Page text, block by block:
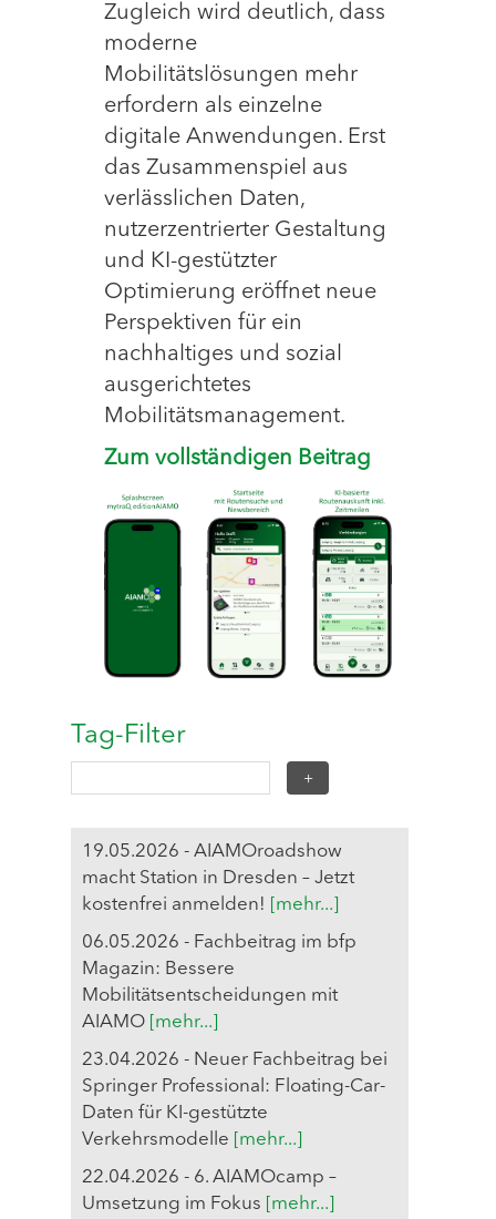
Zugleich wird deutlich, dass
moderne
Mobilitätslösungen mehr
erfordern als einzelne
digitale Anwendungen. Erst
das Zusammenspiel aus
verlässlichen Daten,
nutzerzentrierter Gestaltung
und KI-gestützter
Optimierung eröffnet neue
Perspektiven für ein
nachhaltiges und sozial
ausgerichtetes
Mobilitätsmanagement.
Zum vollständigen Beitrag
Tag-Filter
19.05.2026 - AIAMOroadshow
macht Station in Dresden – Jetzt
kostenfrei anmelden!
[mehr...]
06.05.2026 - Fachbeitrag im bfp
Magazin: Bessere
Mobilitätsentscheidungen mit
AIAMO [mehr...]
23.04.2026 - Neuer Fachbeitrag bei
Springer Professional: Floating-Car-
Daten für KI-gestützte
Verkehrsmodelle
[mehr...]
22.04.2026 - 6. AIAMOcamp –
Umsetzung im Fokus
[mehr...]